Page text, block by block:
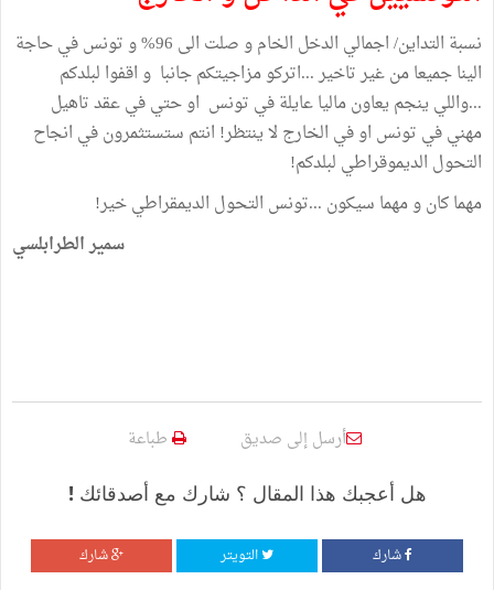
نسبة التداين/ اجمالي الدخل الخام و صلت الى 96% و تونس في حاجة
الينا جميعا من غير تاخير ...اتركو مزاجيتكم جانبا و اقفوا لبلدكم
...واللي ينجم يعاون ماليا عايلة في تونس او حتي في عقد تاهيل
مهني في تونس او في الخارج لا ينتظر! انتم ستستثمرون في انجاح
التحول الديموقراطي لبلدكم!
مهما كان و مهما سيكون ...تونس التحول الديمقراطي خير!
سمير الطرابلسي
أرسل إلى صديق طباعة
هل أعجبك هذا المقال ؟ شارك مع أصدقائك !
شارك التويتر شارك